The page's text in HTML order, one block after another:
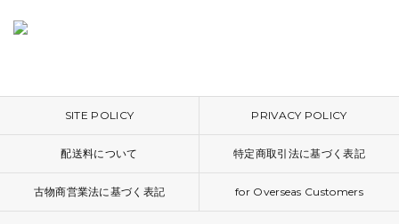
SITE POLICY PRIVACY POLICY
配送料について 特定商取引法に基づく表記
古物商営業法に基づく表記 for Overseas Customers